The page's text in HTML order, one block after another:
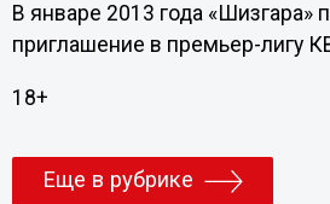
В январе 2013 года «Шизгара»
приглашение в премьер-лигу
18+
Еще в рубрике